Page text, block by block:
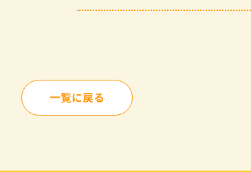
一覧に戻る